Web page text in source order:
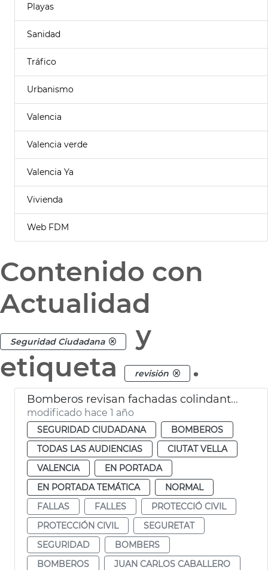
Playas
Sanidad
Tráfico
Urbanismo
Valencia
Valencia verde
Valencia Ya
Vivienda
Web FDM
Contenido con
Actualidad
Seguridad Ciudadana
y
etiqueta
revisión .
Bomberos revisan fachadas colindantes plaza de l'Ajuntament por las mascletaes
modificado hace 1 año
SEGURIDAD CIUDADANA
BOMBEROS
TODAS LAS AUDIENCIAS
CIUTAT VELLA
VALENCIA
EN PORTADA
EN PORTADA TEMÁTICA
NORMAL
FALLAS
FALLES
PROTECCIÓ CIVIL
PROTECCIÓN CIVIL
SEGURETAT
SEGURIDAD
BOMBERS
BOMBEROS
JUAN CARLOS CABALLERO